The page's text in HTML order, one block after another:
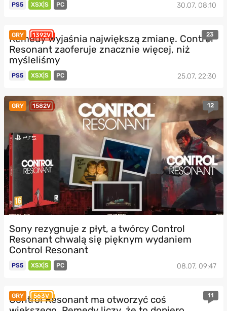
PS5 XSX|S PC 30.07, 08:10
GRY 1392V 23
Remedy wyjaśnia największą zmianę. Control
Resonant zaoferuje znacznie więcej, niż
myśleliśmy
PS5 XSX|S PC 25.07, 22:30
GRY 1582V 12
Sony rezygnuje z płyt, a twórcy Control
Resonant chwalą się pięknym wydaniem
Control Resonant
PS5 XSX|S PC 08.07, 09:47
GRY 563V 11
Control Resonant ma otworzyć coś